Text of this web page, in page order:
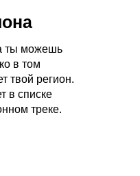
ты можешь
в том
твой регион.
в списке
треке.